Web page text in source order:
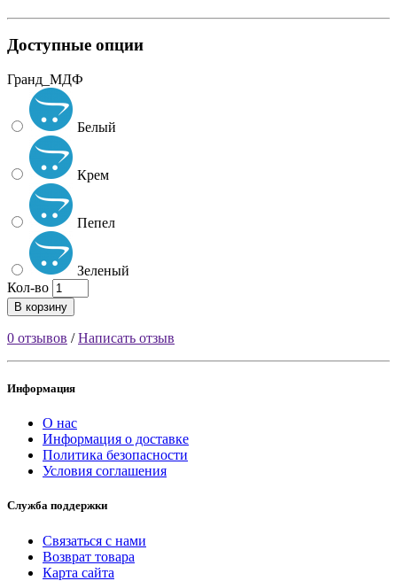
Доступные опции
Гранд_МДФ
Белый
Крем
Пепел
Зеленый
Кол-во
В корзину
0 отзывов /Написать отзыв
Информация
О нас
Информация о доставке
Политика безопасности
Условия соглашения
Служба поддержки
Связаться с нами
Возврат товара
Карта сайта